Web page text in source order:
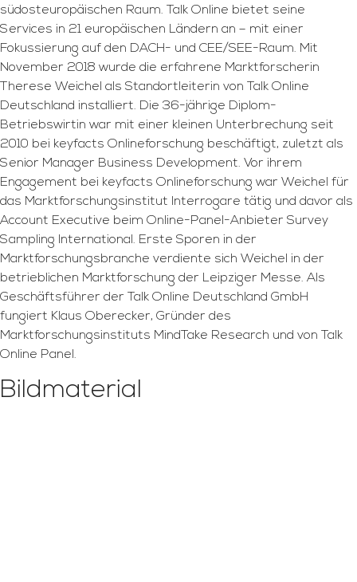
südosteuropäischen Raum. Talk Online bietet seine
Services in 21 europäischen Ländern an – mit einer
Fokussierung auf den DACH- und CEE/SEE-Raum. Mit
November 2018 wurde die erfahrene Marktforscherin
Therese Weichel als Standortleiterin von Talk Online
Deutschland installiert. Die 36-jährige Diplom-
Betriebswirtin war mit einer kleinen Unterbrechung seit
2010 bei keyfacts Onlineforschung beschäftigt, zuletzt als
Senior Manager Business Development. Vor ihrem
Engagement bei keyfacts Onlineforschung war Weichel für
das Marktforschungsinstitut Interrogare tätig und davor als
Account Executive beim Online-Panel-Anbieter Survey
Sampling International. Erste Sporen in der
Marktforschungsbranche verdiente sich Weichel in der
betrieblichen Marktforschung der Leipziger Messe. Als
Geschäftsführer der Talk Online Deutschland GmbH
fungiert Klaus Oberecker, Gründer des
Marktforschungsinstituts MindTake Research und von Talk
Online Panel.
Bildmaterial